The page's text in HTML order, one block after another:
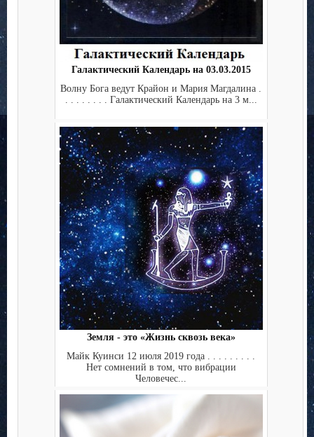
Галактический Календарь на 03.03.2015
Волну Бога ведут Крайон и Мария Магдалина .
. . . . . . . . Галактический Календарь на 3 м...
Земля - это «Жизнь сквозь века»
Майк Куинси 12 июля 2019 года . . . . . . . . .
Нет сомнений в том, что вибрации
Человечес...